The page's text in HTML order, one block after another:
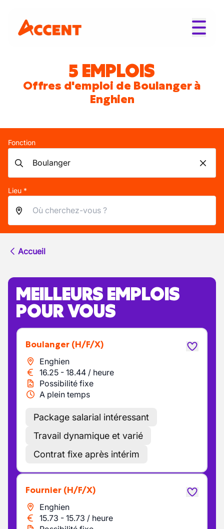
5 EMPLOIS
Offres d'emploi de Boulanger à
Enghien
Fonction
Lieu *
Accueil
MEILLEURS EMPLOIS
POUR VOUS
Boulanger (H/F/X)
Enghien
16.25 - 18.44 / heure
Possibilité fixe
A plein temps
Package salarial intéressant
Travail dynamique et varié
Contrat fixe après intérim
Fournier (H/F/X)
Enghien
15.73 - 15.73 / heure